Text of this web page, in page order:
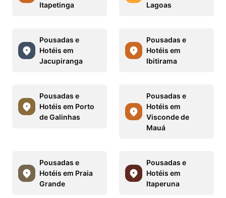
Itapetinga
Lagoas
Pousadas e
Hotéis em
Jacupiranga
Pousadas e
Hotéis em
Ibitirama
Pousadas e
Hotéis em Porto
de Galinhas
Pousadas e
Hotéis em
Visconde de
Mauá
Pousadas e
Hotéis em Praia
Grande
Pousadas e
Hotéis em
Itaperuna